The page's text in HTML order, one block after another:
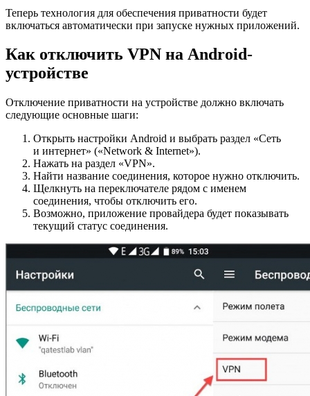
Теперь технология для обеспечения приватности будет
включаться автоматически при запуске нужных приложений.
Как отключить VPN на Android-
устройстве
Отключение приватности на устройстве должно включать
следующие основные шаги:
Открыть настройки Android и выбрать раздел «Сеть
и интернет» («Network & Internet»).
Нажать на раздел «VPN».
Найти название соединения, которое нужно отключить.
Щелкнуть на переключателе рядом с именем
соединения, чтобы отключить его.
Возможно, приложение провайдера будет показывать
текущий статус соединения.